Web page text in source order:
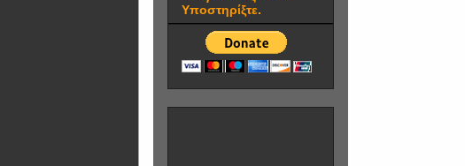
Υποστηρίξτε.